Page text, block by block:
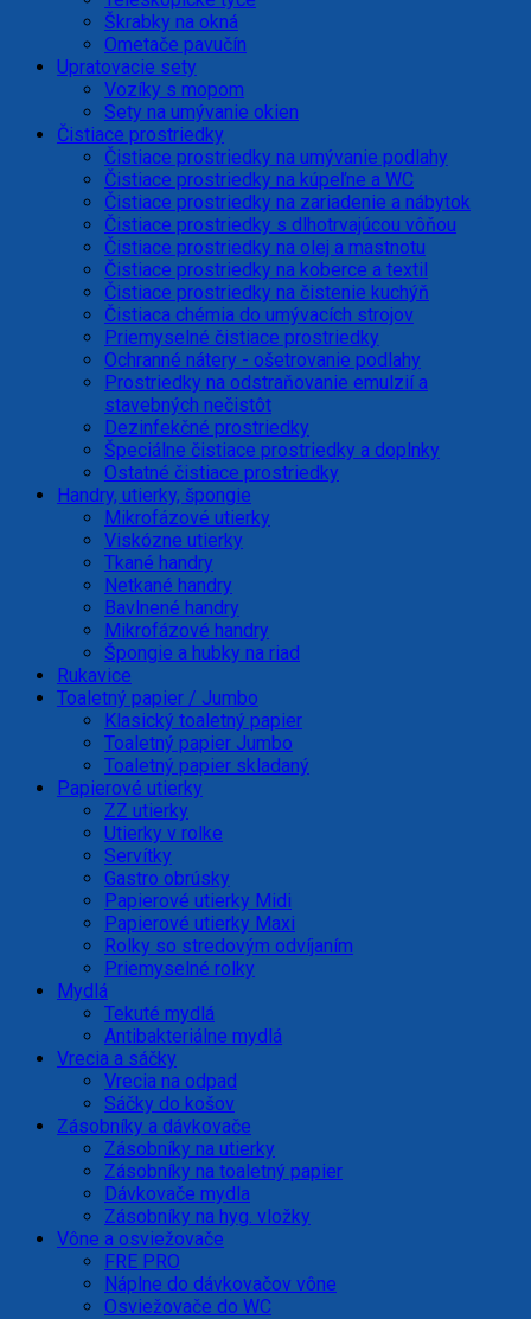
Škrabky na okná
Ometače pavučín
Upratovacie sety
Vozíky s mopom
Sety na umývanie okien
Čistiace prostriedky
Čistiace prostriedky na umývanie podlahy
Čistiace prostriedky na kúpeľne a WC
Čistiace prostriedky na zariadenie a nábytok
Čistiace prostriedky s dlhotrvajúcou vôňou
Čistiace prostriedky na olej a mastnotu
Čistiace prostriedky na koberce a textil
Čistiace prostriedky na čistenie kuchýň
Čistiaca chémia do umývacích strojov
Priemyselné čistiace prostriedky
Ochranné nátery - ošetrovanie podlahy
Prostriedky na odstraňovanie emulzií a
stavebných nečistôt
Dezinfekčné prostriedky
Špeciálne čistiace prostriedky a doplnky
Ostatné čistiace prostriedky
Handry, utierky, špongie
Mikrofázové utierky
Viskózne utierky
Tkané handry
Netkané handry
Bavlnené handry
Mikrofázové handry
Špongie a hubky na riad
Rukavice
Toaletný papier / Jumbo
Klasický toaletný papier
Toaletný papier Jumbo
Toaletný papier skladaný
Papierové utierky
ZZ utierky
Utierky v rolke
Servítky
Gastro obrúsky
Papierové utierky Midi
Papierové utierky Maxi
Rolky so stredovým odvíjaním
Priemyselné rolky
Mydlá
Tekuté mydlá
Antibakteriálne mydlá
Vrecia a sáčky
Vrecia na odpad
Sáčky do košov
Zásobníky a dávkovače
Zásobníky na utierky
Zásobníky na toaletný papier
Dávkovače mydla
Zásobníky na hyg. vložky
Vône a osviežovače
FRE PRO
Náplne do dávkovačov vône
Osviežovače do WC